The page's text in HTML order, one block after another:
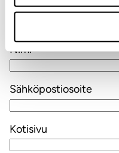
Nimi
Sähköpostiosoite
Kotisivu